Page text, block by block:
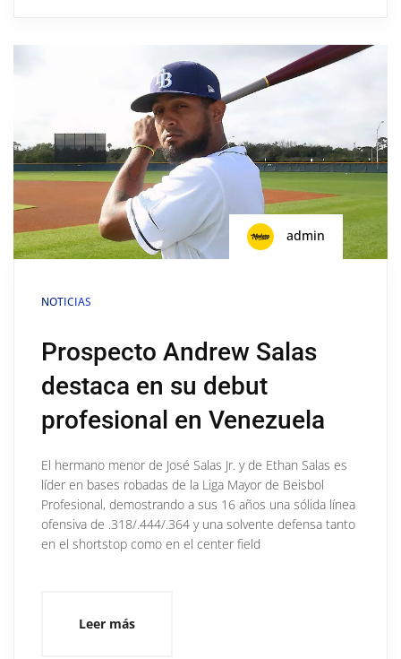
admin
NOTICIAS
Prospecto Andrew Salas
destaca en su debut
profesional en Venezuela
El hermano menor de José Salas Jr. y de Ethan Salas es
líder en bases robadas de la Liga Mayor de Beisbol
Profesional, demostrando a sus 16 años una sólida línea
ofensiva de .318/.444/.364 y una solvente defensa tanto
en el shortstop como en el center field
Leer más